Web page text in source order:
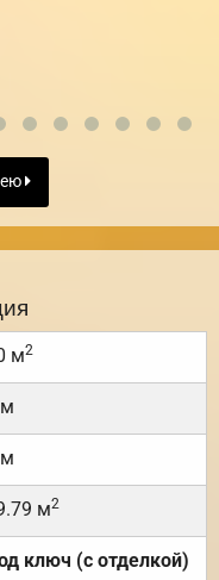
м2
м2
ключ (с отделкой)